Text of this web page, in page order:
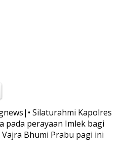
Silaturahmi Kapolres
pada perayaan Imlek bagi
Bhumi Prabu pagi ini